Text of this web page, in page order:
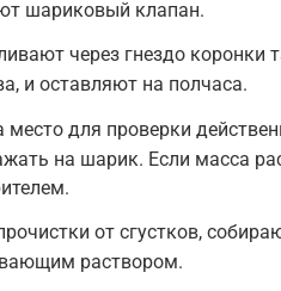
шариковый клапан.
через гнездо коронки
и оставляют на полчаса.
место для проверки
на шарик. Если масса
от сгустков,
раствором.